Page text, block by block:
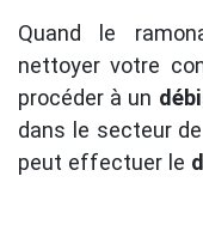
Quand le
nettoyer votre
procéder à un
dans le secteur de
peut effectuer le